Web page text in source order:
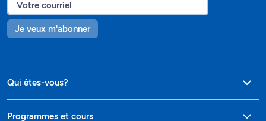
Je veux m'abonner
Qui êtes-vous?
Programmes et cours